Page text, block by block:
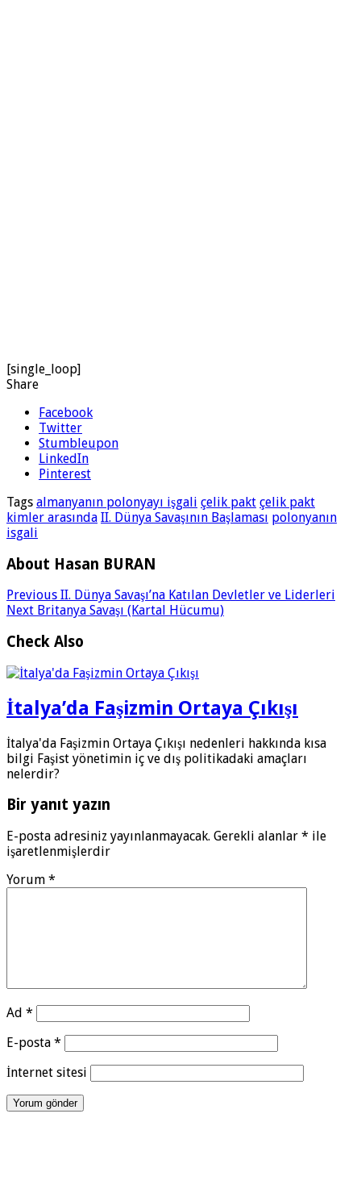
[single_loop]
Share
Facebook
Twitter
Stumbleupon
LinkedIn
Pinterest
Tags almanyanın polonyayı işgali çelik pakt çelik pakt
kimler arasında II. Dünya Savaşının Başlaması polonyanın
isgali
About Hasan BURAN
Previous II. Dünya Savaşı’na Katılan Devletler ve Liderleri
Next Britanya Savaşı (Kartal Hücumu)
Check Also
İtalya’da Faşizmin Ortaya Çıkışı
İtalya'da Faşizmin Ortaya Çıkışı nedenleri hakkında kısa
bilgi Faşist yönetimin iç ve dış politikadaki amaçları
nelerdir?
Bir yanıt yazın
E-posta adresiniz yayınlanmayacak. Gerekli alanlar * ile
işaretlenmişlerdir
Yorum *
Ad *
E-posta *
İnternet sitesi